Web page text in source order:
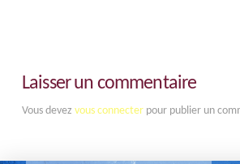
Laisser un commentaire
Vous devez vous connecterpour publier un